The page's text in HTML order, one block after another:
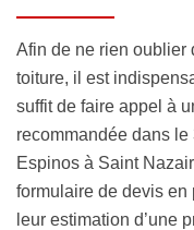
Afin de ne rien oublier
toiture, il est
suffit de faire appel à
recommandée dans
Espinos à Saint
formulaire de devis en
leur estimation d’une